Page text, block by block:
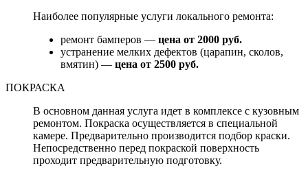
Наиболее популярные услуги локального ремонта:
ремонт бамперов — цена от 2000 руб.
устранение мелких дефектов (царапин, сколов,
вмятин) — цена от 2500 руб.
ПОКРАСКА
В основном данная услуга идет в комплексе с кузовным
ремонтом. Покраска осуществляется в специальной
камере. Предварительно производится подбор краски.
Непосредственно перед покраской поверхность
проходит предварительную подготовку.